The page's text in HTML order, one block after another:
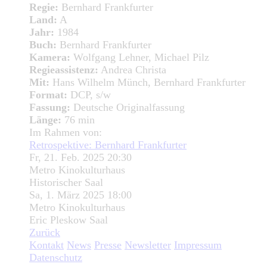
Regie: Bernhard Frankfurter
Land: A
Jahr: 1984
Buch: Bernhard Frankfurter
Kamera: Wolfgang Lehner, Michael Pilz
Regieassistenz: Andrea Christa
Mit: Hans Wilhelm Münch, Bernhard Frankfurter
Format: DCP, s/w
Fassung: Deutsche Originalfassung
Länge: 76 min
Im Rahmen von:
Retrospektive: Bernhard Frankfurter
Fr, 21. Feb. 2025 20:30
Metro Kinokulturhaus
Historischer Saal
Sa, 1. März 2025 18:00
Metro Kinokulturhaus
Eric Pleskow Saal
Zurück
Kontakt News Presse Newsletter Impressum
Datenschutz